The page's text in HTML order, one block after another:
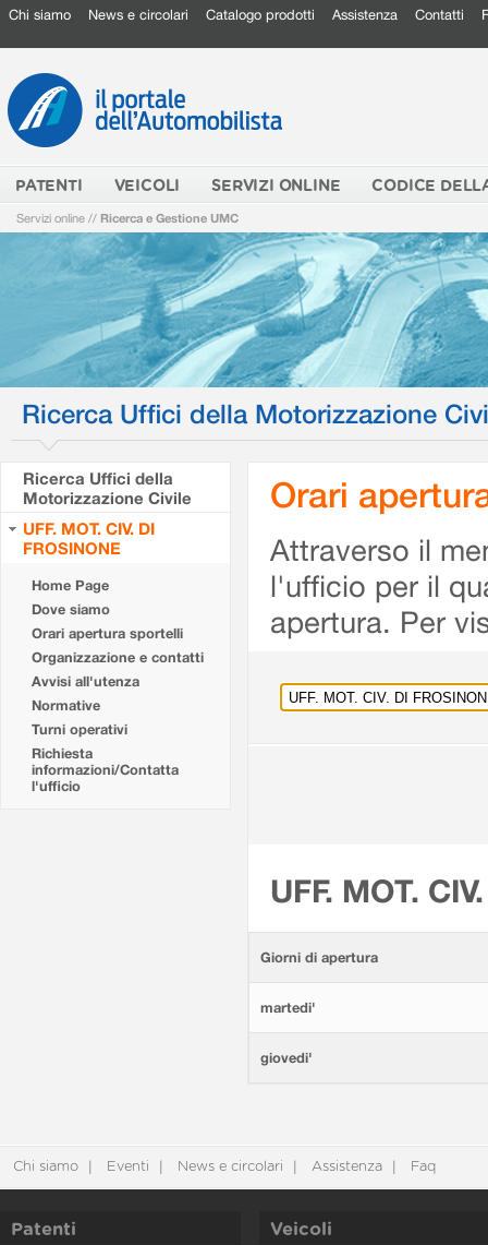
Chi siamo News e circolari Catalogo prodotti Assistenza Contatti
PATENTI VEICOLI SERVIZI ONLINE CODICE
Servizi online // Ricerca e Gestione UMC
Ricerca Uffici della Motorizzazione
Ricerca Uffici della
Motorizzazione Civile
UFF. MOT. CIV. DI
FROSINONE
Home Page
Dove siamo
Orari apertura sportelli
Organizzazione e contatti
Avvisi all'utenza
Normative
Turni operativi
Richiesta
informazioni/Contatta
l'ufficio
Orari
Attraverso il
l'ufficio per il
apertura. Per
UFF. MOT.
Giorni di apertura
martedi'
giovedi'
Chi siamo Eventi News e circolari Assistenza Faq
Patenti Veicoli